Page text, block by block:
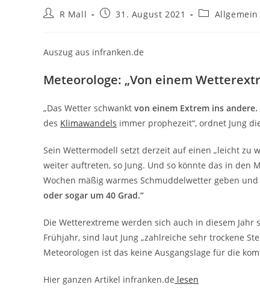
Beitrags-
R Mall
Beitrag31. August 2021
Beitrags-
Allgemein
Auszug aus infranken.de
Meteorologe: „Von einem
„Das Wetter schwankt von einem Extrem ins andere.
des Klimawandels immer prophezeit“, ordnet Jung
Sein Wettermodell setzt derzeit auf einen „leicht zu
weiter auftreten, so Jung. Und so könnte das in den
Wochen mäßig warmes Schmuddelwetter geben
oder sogar um 40 Grad.“
Die Wetterextreme werden sich auch in diesem Jahr
Frühjahr, sind laut Jung „zahlreiche sehr trockene
Meteorologen ist das keine Ausgangslage für die
Hier ganzen Artikel infranken.de lesen